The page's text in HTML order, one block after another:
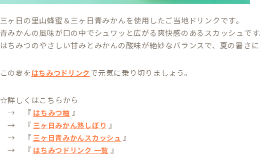
三ヶ日の里山蜂蜜＆三ヶ日青みかんを使用したご当地ドリンクです。
青みかんの風味が口の中でシュワッと広がる爽快感のあるスカッシュで
はちみつのやさしい甘みとみかんの酸味が絶妙なバランスで、夏の暑さ
この夏を はちみつドリンクで元気に乗り切りましょう。
☆詳しくはこちらから
→ 『 はちみつ柚 』
→ 『 三ヶ日みかん熟しぼり 』
→ 『 三ヶ日青みかんスカッシュ 』
→ 『 はちみつドリンク 一覧 』